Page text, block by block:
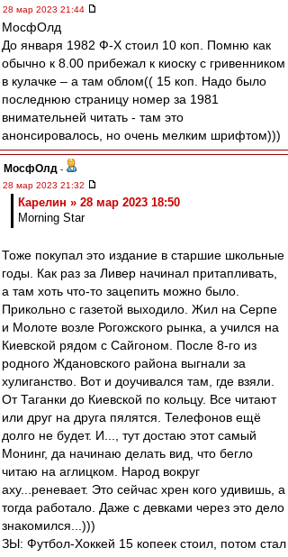
28 мар 2023 21:44
МосфОлд
До января 1982 Ф-Х стоил 10 коп. Помню как
обычно к 8.00 прибежал к киоску с гривенником
в кулачке – а там облом(( 15 коп. Надо было
последнюю страницу номер за 1981
внимательней читать - там это
анонсировалось, но очень мелким шрифтом)))
МосфОлд -
28 мар 2023 21:32
Карелин » 28 мар 2023 18:50
Morning Star
Тоже покупал это издание в старшие школьные
годы. Как раз за Ливер начинал притапливать,
а там хоть что-то зацепить можно было.
Прикольно с газетой выходило. Жил на Серпе
и Молоте возле Рогожского рынка, а учился на
Киевской рядом с Сайгоном. После 8-го из
родного Ждановского района выгнали за
хулиганство. Вот и доучивался там, где взяли.
От Таганки до Киевской по кольцу. Все читают
или друг на друга пялятся. Телефонов ещё
долго не будет. И..., тут достаю этот самый
Монинг, да начинаю делать вид, что бегло
читаю на аглицком. Народ вокруг
аху...реневает. Это сейчас хрен кого удивишь, а
тогда работало. Даже с девками через это дело
знакомился...)))
ЗЫ: Футбол-Хоккей 15 копеек стоил, потом стал